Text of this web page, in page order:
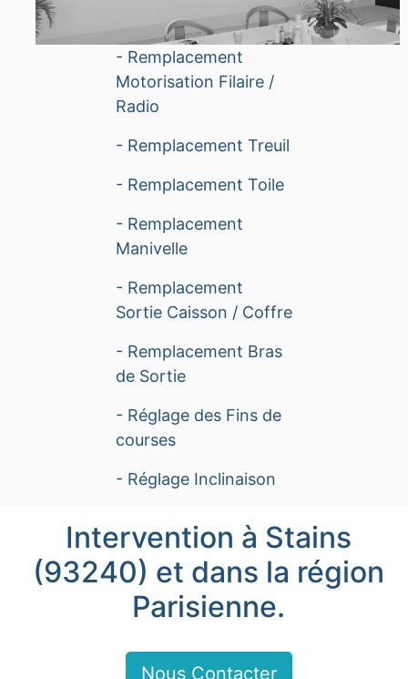
- Remplacement
Motorisation Filaire /
Radio
- Remplacement Treuil
- Remplacement Toile
- Remplacement
Manivelle
- Remplacement
Sortie Caisson / Coffre
- Remplacement Bras
de Sortie
- Réglage des Fins de
courses
- Réglage Inclinaison
Intervention à Stains
(93240) et dans la région
Parisienne.
Nous Contacter